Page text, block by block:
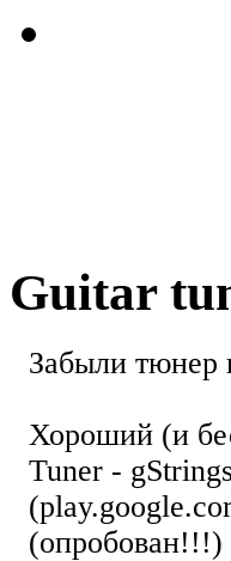
Guitar
Забыли тюнер
Хороший (и
Tuner -
(опробован!!!)